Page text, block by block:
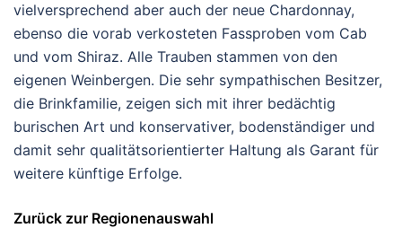
vielversprechend aber auch der neue Chardonnay,
ebenso die vorab verkosteten Fassproben vom Cab
und vom Shiraz. Alle Trauben stammen von den
eigenen Weinbergen. Die sehr sympathischen Besitzer,
die Brinkfamilie, zeigen sich mit ihrer bedächtig
burischen Art und konservativer, bodenständiger und
damit sehr qualitätsorientierter Haltung als Garant für
weitere künftige Erfolge.
Zurück zur Regionenauswahl